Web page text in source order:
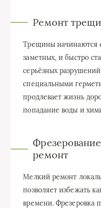
Ремонт
Трещины начинаются
заметных, и быстро
серьёзных
специальными
продлевает жизнь
попадание воды и
ремонт
Мелкий ремонт
позволяет избежать
времени. Фрезеровка